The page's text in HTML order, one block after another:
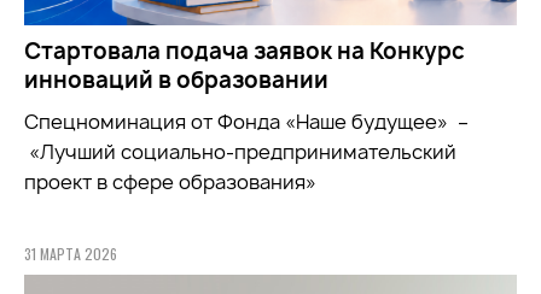
Стартовала подача заявок на Конкурс
инноваций в образовании
Спецноминация от Фонда «Наше будущее» –
«Лучший социально-предпринимательский
проект в сфере образования»
31 МАРТА 2026